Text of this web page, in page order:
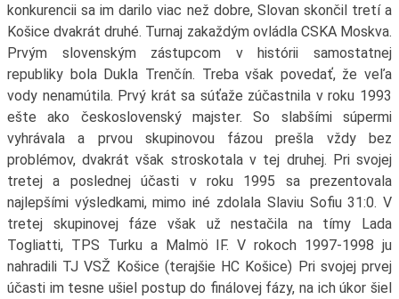
konkurencii sa im darilo viac než dobre, Slovan skončil tretí a
Košice dvakrát druhé. Turnaj zakaždým ovládla CSKA Moskva.
Prvým slovenským zástupcom v histórii samostatnej
republiky bola Dukla Trenčín. Treba však povedať, že veľa
vody nenamútila. Prvý krát sa súťaže zúčastnila v roku 1993
ešte ako československý majster. So slabšími súpermi
vyhrávala a prvou skupinovou fázou prešla vždy bez
problémov, dvakrát však stroskotala v tej druhej. Pri svojej
tretej a poslednej účasti v roku 1995 sa prezentovala
najlepšími výsledkami, mimo iné zdolala Slaviu Sofiu 31:0. V
tretej skupinovej fáze však už nestačila na tímy Lada
Togliatti, TPS Turku a Malmö IF. V rokoch 1997-1998 ju
nahradili TJ VSŽ Košice (terajšie HC Košice) Pri svojej prvej
účasti im tesne ušiel postup do finálovej fázy, na ich úkor šiel